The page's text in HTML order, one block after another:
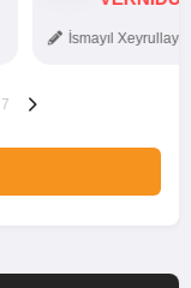
İsmayıl
7